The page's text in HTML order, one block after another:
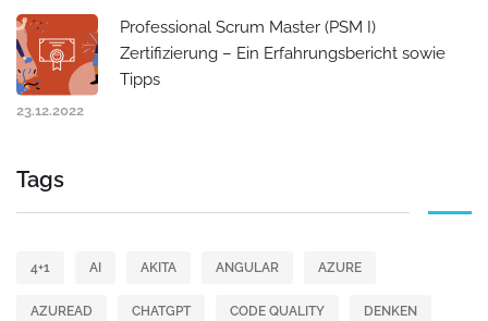
Professional Scrum Master (PSM I)
Zertifizierung – Ein Erfahrungsbericht sowie
Tipps
23.12.2022
Tags
4+1 AI AKITA ANGULAR AZURE
AZUREAD CHATGPT CODE QUALITY DENKEN